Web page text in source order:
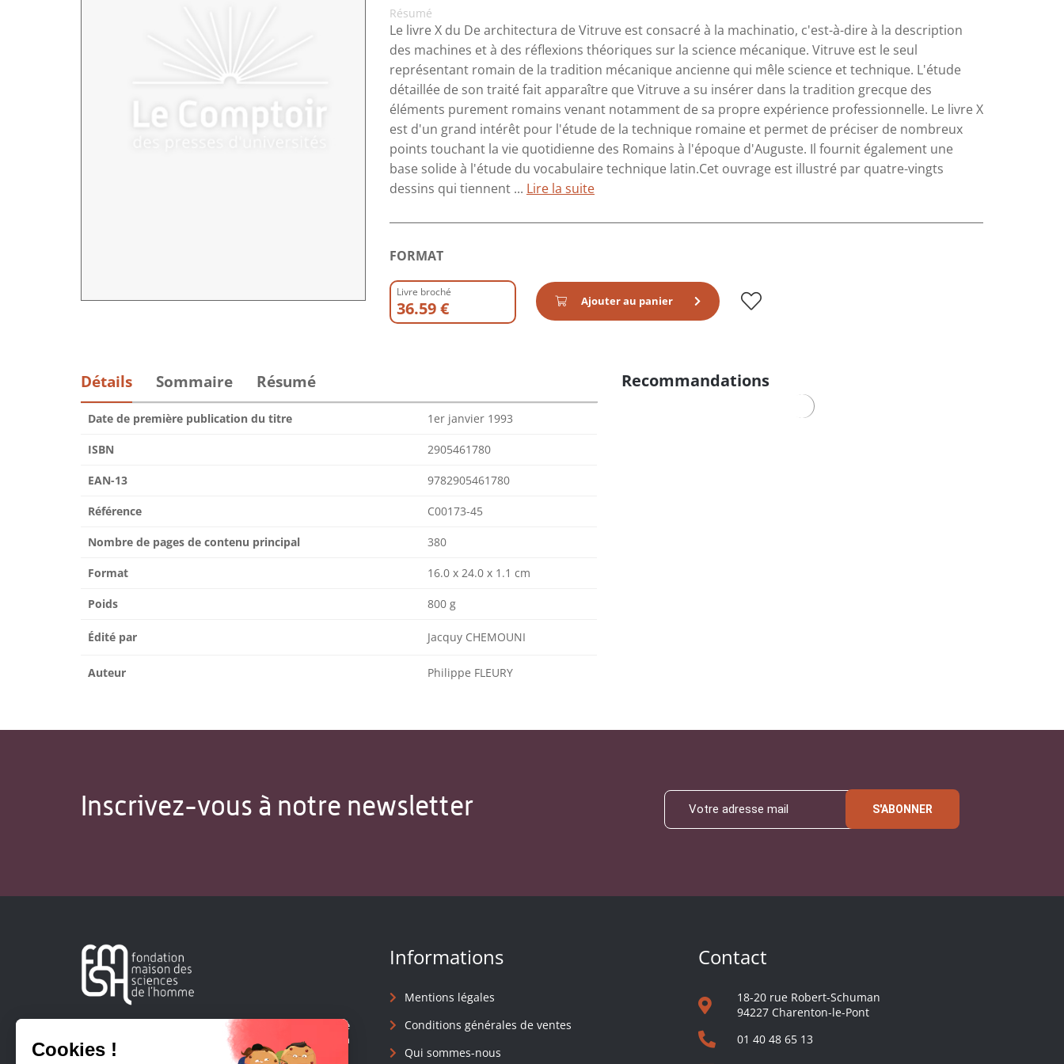
Résumé
Le livre X du De architectura de Vitruve est consacré à la machinatio, c'est-à-dire à la description
des machines et à des réflexions théoriques sur la science mécanique. Vitruve est le seul
représentant romain de la tradition mécanique ancienne qui mêle science et technique. L'étude
détaillée de son traité fait apparaître que Vitruve a su insérer dans la tradition grecque des
éléments purement romains venant notamment de sa propre expérience professionnelle. Le livre X
est d'un grand intérêt pour l'étude de la technique romaine et permet de préciser de nombreux
points touchant la vie quotidienne des Romains à l'époque d'Auguste. Il fournit également une
base solide à l'étude du vocabulaire technique latin.Cet ouvrage est illustré par quatre-vingts
dessins qui tiennent ... Lire la suite
FORMAT
Livre broché
36.59 € Ajouter au panier
Détails Sommaire Résumé
Date de première publication du titre 1er janvier 1993
ISBN 2905461780
EAN-13 9782905461780
Référence C00173-45
Nombre de pages de contenu principal 380
Format 16.0 x 24.0 x 1.1 cm
Poids 800 g
Édité par Jacquy CHEMOUNI
Auteur Philippe FLEURY
Recommandations
Inscrivez-vous à notre newsletter S'ABONNER
Créée en 1963, la Fondation Maison Sciences de l'Homme
soutient la recherche et la diffusion des connaissances en
sciences humaines et sociales.
Informations
Mentions légales
Conditions générales de ventes
Qui sommes-nous
Contact
18-20 rue Robert-Schuman
94227 Charenton-le-Pont
01 40 48 65 13